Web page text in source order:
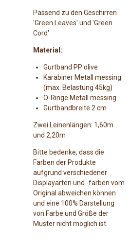
Passend zu den Geschirren
'Green Leaves' und 'Green
Cord'
Material:
Gurtband PP olive
Karabiner Metall messing
(max. Belastung 45kg)
O-Ringe Metall messing
Gurtbandbreite 2 cm
Zwei Leinenlängen: 1,60m
und 2,20m
Bitte bedenke, dass die
Farben der Produkte
aufgrund verschiedener
Displayarten und -farben vom
Original abweichen können
und eine 100% Darstellung
von Farbe und Größe der
Muster nicht möglich ist.